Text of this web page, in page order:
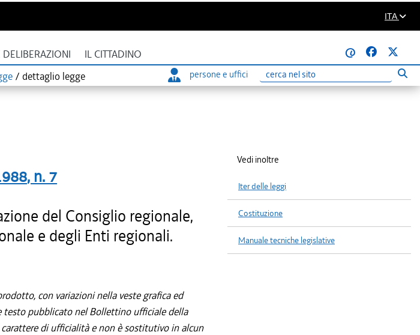
ITA
DELIBERAZIONI IL CITTADINO
@
/ dettaglio legge persone e uffici
Ricerca
, n. 7
del Consiglio regionale,
e degli Enti regionali.
con variazioni nella veste grafica ed
pubblicato nel Bollettino ufficiale della
di ufficialità e non è sostitutivo in alcun
Vedi inoltre
Iter delle leggi
Costituzione
Manuale tecniche legislative